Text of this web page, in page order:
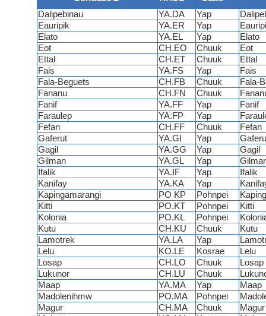
Dalipebinau YA.DA Yap
Eauripik
YA.ER Yap
Elato
YA.EL Yap
Elato
Eot
CH.EO Chuuk
Eot
Ettal
CH.ET Chuuk
Ettal
Fais
YA.FS Yap
Fais
Fala-Beguets
CH.FB Chuuk
Fala-
Fananu
CH.FN Chuuk
Fanif
YA.FF Yap
Fanif
Faraulep
YA.FP Yap
Fefan
CH.FF Chuuk
Fefan
Gaferut
YA.GI Yap
Gagil
YA.GG Yap
Gagil
Gilman
YA.GL Yap
Ifalik
YA.IF Yap
Ifalik
Kanifay
YA.KA Yap
Kapingamarangi
PO KP Pohnpei
Kitti
PO.KT Pohnpei
Kitti
Kolonia
PO.KL Pohnpei
Kutu
CH.KU Chuuk
Kutu
Lamotrek
YA.LA Yap
Lelu
KO.LE Kosrae
Lelu
Losap
CH.LO Chuuk
Losap
Lukunor
CH.LU Chuuk
Maap
YA.MA Yap
Maap
Madolenihmw
PO.MA Pohnpei
Magur
CH.MA Chuuk
Magur